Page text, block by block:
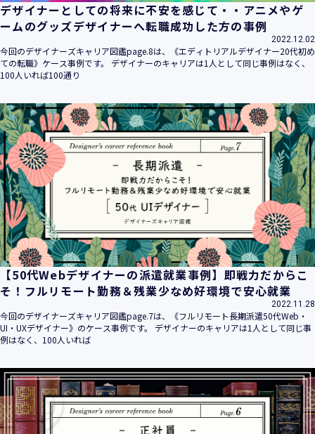
デザイナーとしての将来に不安を感じて・・アニメやゲ
ームのグッズデザイナーへ転職成功した方の事例
2022.12.02
今回のデザイナーズキャリア図鑑page.8は、《エディトリアルデザイナー20代初め
ての転職》ケース事例です。 デザイナーのキャリアは1人として同じ事例はなく、
100人いれば100通り
【50代Webデザイナーの派遣就業事例】即戦力だからこ
そ！フルリモート勤務＆残業少なめ好環境で安心就業
2022.11.28
今回のデザイナーズキャリア図鑑page.7は、《フルリモート長期派遣50代Web・
UI・UXデザイナー》のケース事例です。 デザイナーのキャリアは1人として同じ事
例はなく、100人いれば